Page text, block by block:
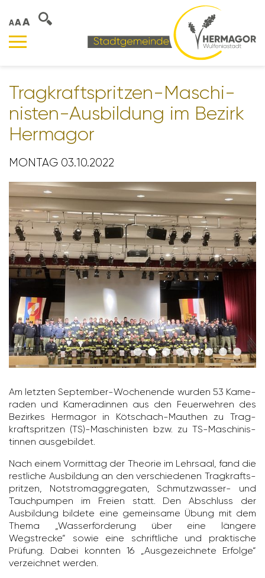
AAA
Trag­krafts­pritzen-Maschi­
nisten-Ausbil­dung im Bezirk
Hermagor
MONTAG 03.10.2022
Am letzten September-Wochen­ende wurden 53 Kame­
raden und Kame­ra­dinnen aus den Feuer­wehren des
Bezirkes Hermagor in Kötschach-Mauthen zu Trag­
krafts­pritzen (TS)-Maschi­nisten bzw. zu TS-Maschi­nis­
tinnen ausge­bildet.
Nach einem Vormittag der Theorie im Lehr­saal, fand die
rest­liche Ausbil­dung an den verschie­denen Trag­krafts­
pritzen, Notstrom­ag­gre­gaten, Schmutz­wasser- und
Tauch­pumpen im Freien statt. Den Abschluss der
Ausbil­dung bildete eine gemein­same Übung mit dem
Thema „Wasser­för­de­rung über eine längere
Wegstrecke“ sowie eine schrift­liche und prak­ti­sche
Prüfung. Dabei konnten 16 „Ausge­zeich­nete Erfolge“
verzeichnet werden.